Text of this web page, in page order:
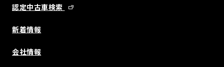
認定中古車検索
新着情報
会社情報